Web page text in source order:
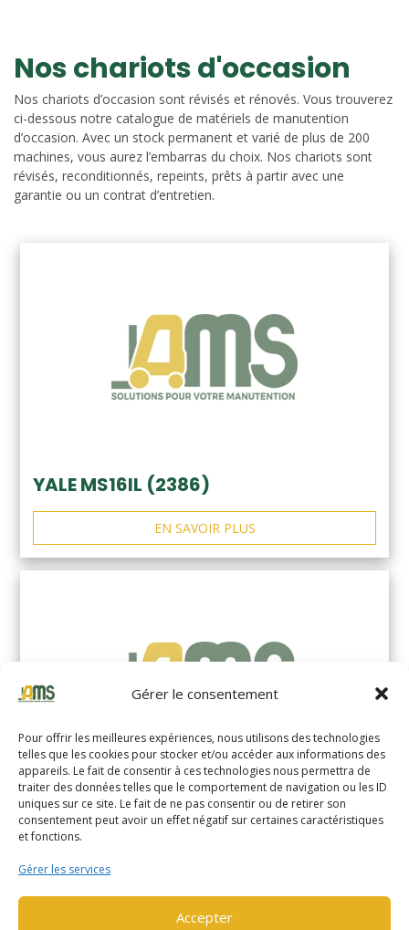
Gérer le consentement
Pour offrir les meilleures expériences, nous utilisons des technologies
telles que les cookies pour stocker et/ou accéder aux informations des
appareils. Le fait de consentir à ces technologies nous permettra de
traiter des données telles que le comportement de navigation ou les ID
uniques sur ce site. Le fait de ne pas consentir ou de retirer son
consentement peut avoir un effet négatif sur certaines caractéristiques
et fonctions.
Gérer les services
Accepter
Nos chariots d'occasion
Nos chariots d’occasion sont révisés et rénovés. Vous trouverez
ci-dessous notre catalogue de matériels de manutention
d’occasion. Avec un stock permanent et varié de plus de 200
machines, vous aurez l’embarras du choix. Nos chariots sont
révisés, reconditionnés, repeints, prêts à partir avec une
garantie ou un contrat d’entretien.
YALE MS16IL (2386)
EN SAVOIR PLUS
YALE MS14XIL (2510)